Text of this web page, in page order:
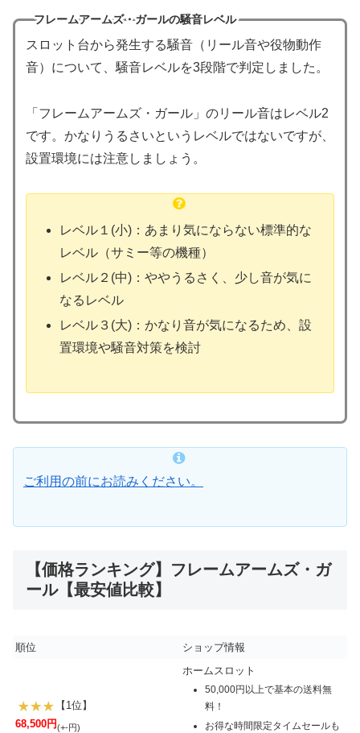
フレームアームズ・ガールの騒音レベル
スロット台から発生する騒音（リール音や役物動作
音）について、騒音レベルを3段階で判定しました。
「フレームアームズ・ガール」のリール音はレベル2
です。かなりうるさいというレベルではないですが、
設置環境には注意しましょう。
レベル１(小)：あまり気にならない標準的な
レベル（サミー等の機種）
レベル２(中)：ややうるさく、少し音が気に
なるレベル
レベル３(大)：かなり音が気になるため、設
置環境や騒音対策を検討
ご利用の前にお読みください。
【価格ランキング】フレームアームズ・ガ
ール【最安値比較】
順位 ショップ情報
【1位】
68,500円(+-円)
ホームスロット
50,000円以上で基本の送料無
料！
お得な時間限定タイムセールも